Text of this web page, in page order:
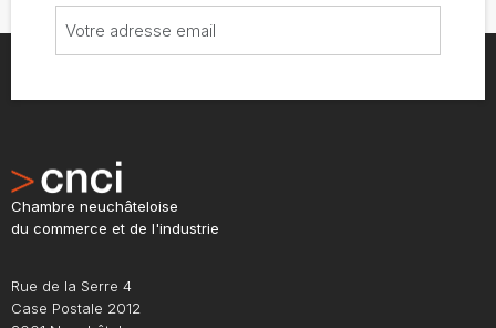
Chambre neuchâteloise
du commerce et de l'industrie
Rue de la Serre 4
Case Postale 2012